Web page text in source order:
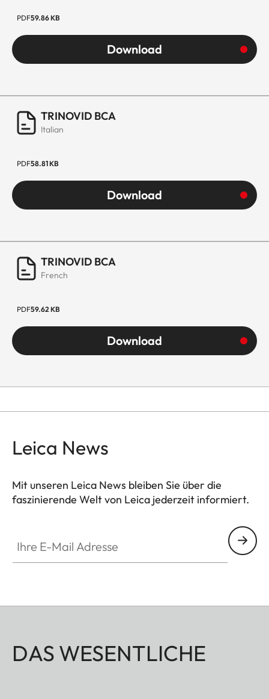
PDF59.86 KB
Download
TRINOVID BCA
Italian
PDF58.81 KB
Download
TRINOVID BCA
French
PDF59.62 KB
Download
Leica News
Mit unseren Leica News bleiben Sie über die
faszinierende Welt von Leica jederzeit informiert.
DAS WESENTLICHE